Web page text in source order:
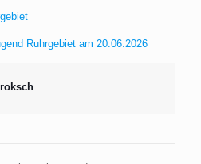
Ruhrgebiet am 20.06.2026